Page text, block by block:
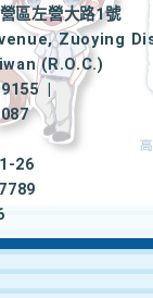
區左營大路1號
Zuoying
(R.O.C.)
|
26